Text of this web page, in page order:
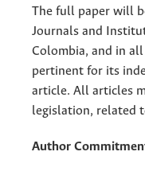
The full paper will
Journals and
Colombia, and in
pertinent for its
article. All articles
legislation, related
Author